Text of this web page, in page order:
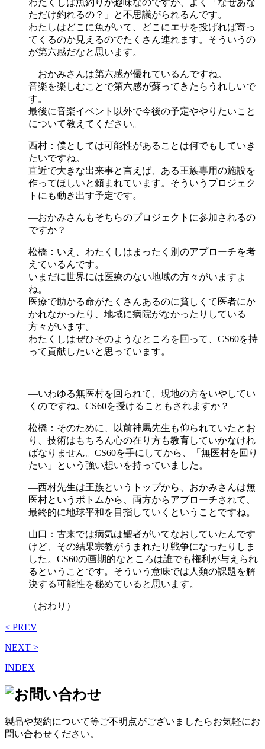
ただけ釣れるの？」と不思議がられるんです。
わたしはどこに魚がいて、どこにエサを投げれば寄っ
てくるのか見えるのでたくさん連れます。そういうの
が第六感だなと思います。
―おかみさんは第六感が優れているんですね。
音楽を楽しむことで第六感が蘇ってきたらうれしいで
す。
最後に音楽イベント以外で今後の予定ややりたいこと
について教えてください。
西村：僕としては可能性があることは何でもしていき
たいですね。
直近で大きな出来事と言えば、ある王族専用の施設を
作ってほしいと頼まれています。そういうプロジェク
トにも動き出す予定です。
―おかみさんもそちらのプロジェクトに参加されるの
ですか？
松橋：いえ、わたくしはまったく別のアプローチを考
えているんです。
いまだに世界には医療のない地域の方々がいますよ
ね。
医療で助かる命がたくさんあるのに貧しくて医者にか
かれなかったり、地域に病院がなかったりしている
方々がいます。
わたくしはぜひそのようなところを回って、CS60を持
って貢献したいと思っています。
―いわゆる無医村を回られて、現地の方をいやしてい
くのですね。CS60を授けることもされますか？
松橋：そのために、以前神馬先生も仰られていたとお
り、技術はもちろん心の在り方も教育していかなけれ
ばなりません。CS60を手にしてから、「無医村を回り
たい」という強い想いを持っていました。
―西村先生は王族というトップから、おかみさんは無
医村というボトムから、両方からアプローチされて、
最終的に地球平和を目指していくということですね。
山口：古来では病気は聖者がいてなおしていたんです
けど、その結果宗教がうまれたり戦争になったりしま
した。CS60の画期的なところは誰でも権利が与えられ
るということです。そういう意味では人類の課題を解
決する可能性を秘めていると思います。
（おわり）
< PREV
NEXT >
INDEX
製品や契約について等ご不明点がございましたらお気軽にお
問い合わせください。